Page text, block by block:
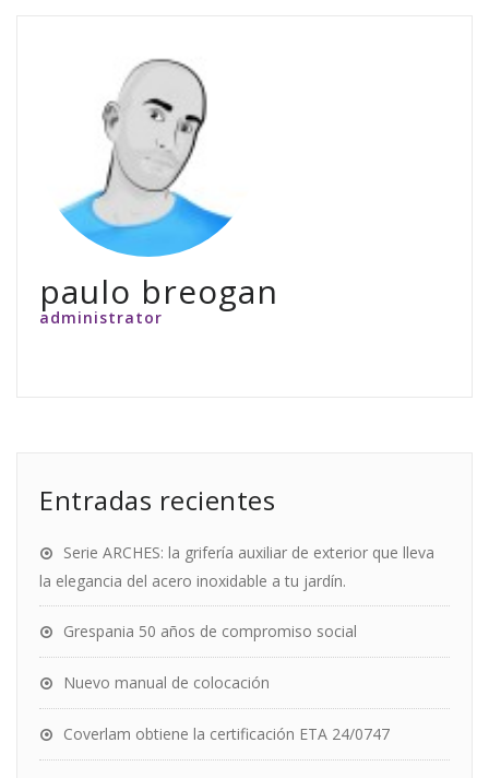
paulo breogan
administrator
Entradas recientes
Serie ARCHES: la grifería auxiliar de exterior que lleva
la elegancia del acero inoxidable a tu jardín.
Grespania 50 años de compromiso social
Nuevo manual de colocación
Coverlam obtiene la certificación ETA 24/0747